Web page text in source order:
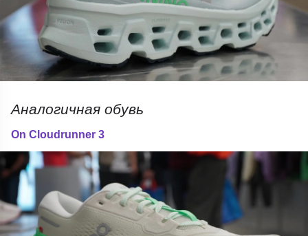
Аналогичная обувь
On Cloudrunner 3